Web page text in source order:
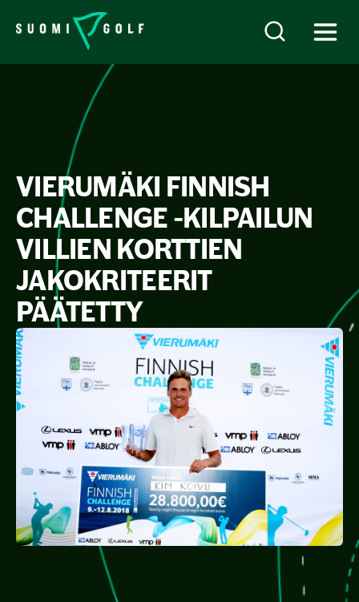
VIERUMÄKI FINNISH
CHALLENGE -KILPAILUN
VILLIEN KORTTIEN
JAKOKRITEERIT
PÄÄTETTY